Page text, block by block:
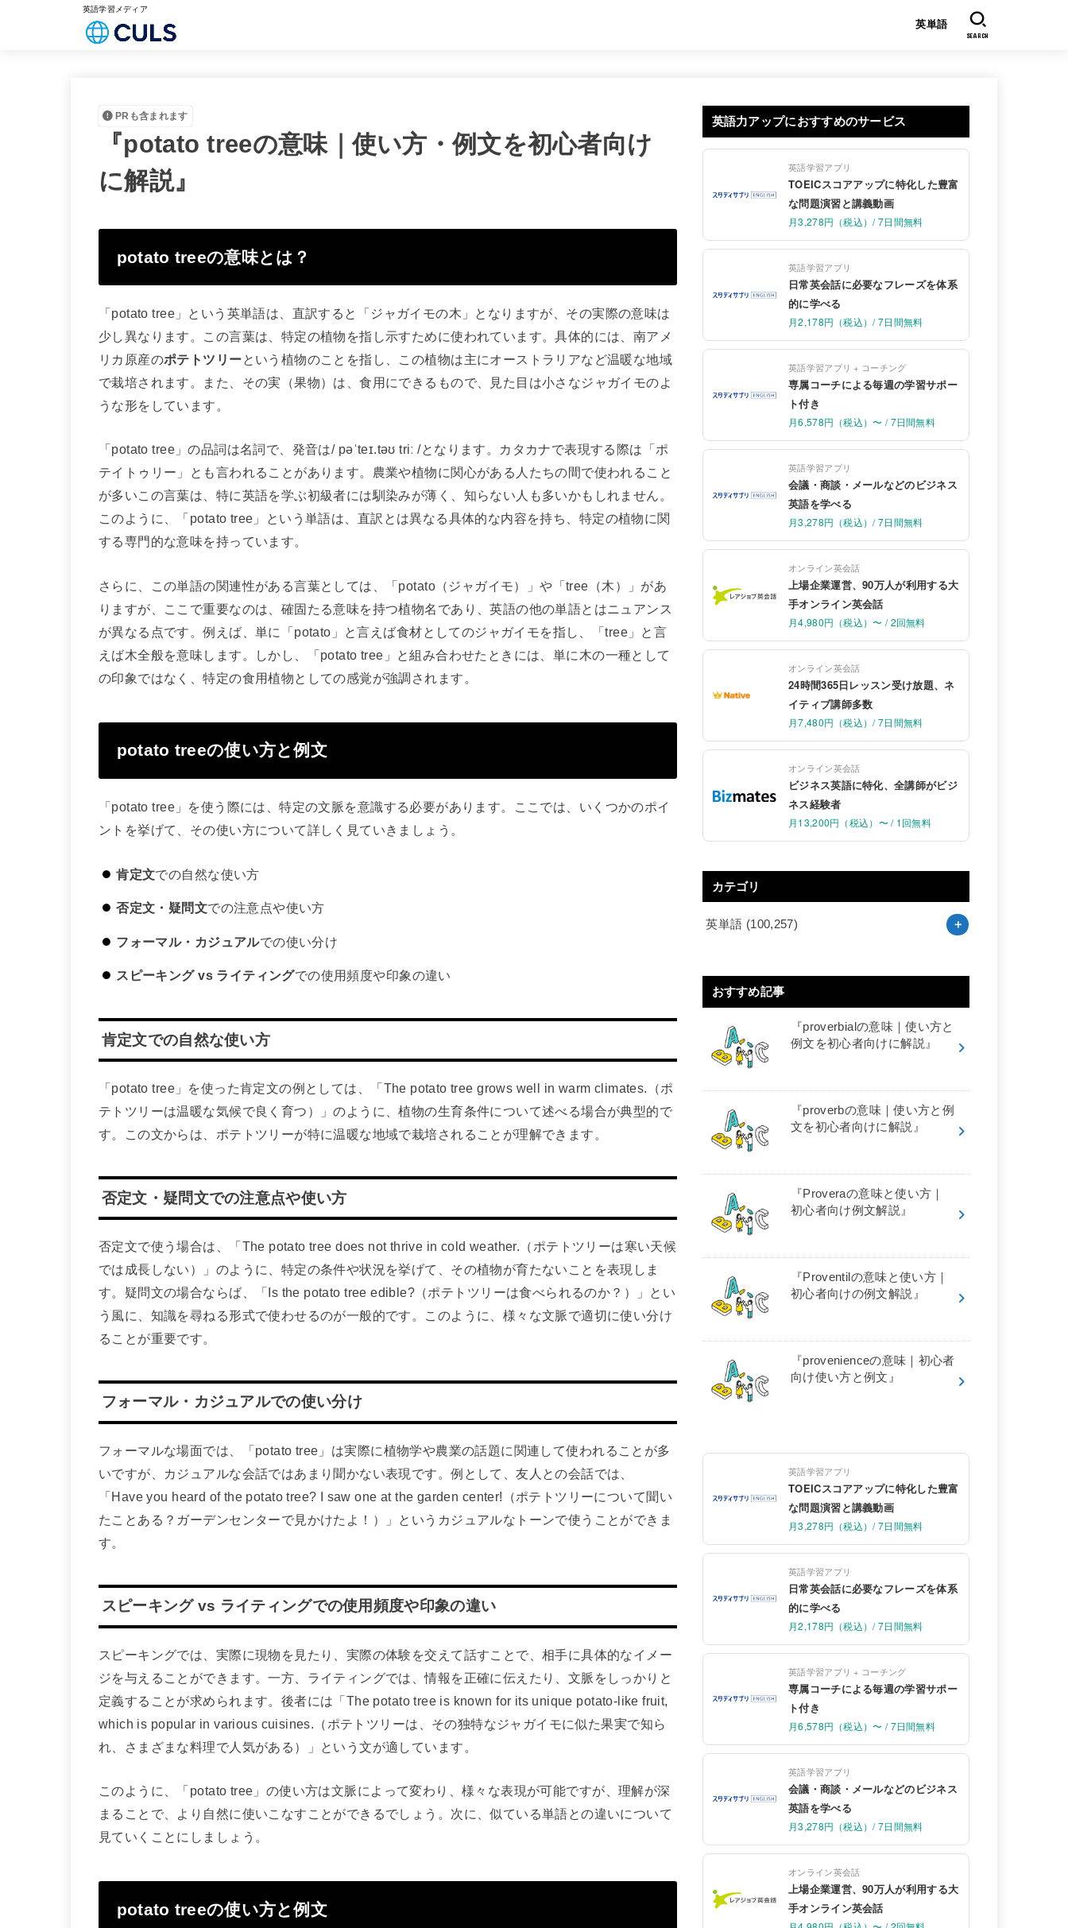
英語学習メディア
英単語
SEARCH
PRも含まれます
『potato treeの意味｜使い方・例文を初心者向け
に解説』
potato treeの意味とは？
「potato tree」という英単語は、直訳すると「ジャガイモの木」となりますが、その実際の意味は
少し異なります。この言葉は、特定の植物を指し示すために使われています。具体的には、南アメ
リカ原産のポテトツリーという植物のことを指し、この植物は主にオーストラリアなど温暖な地域
で栽培されます。また、その実（果物）は、食用にできるもので、見た目は小さなジャガイモのよ
うな形をしています。
「potato tree」の品詞は名詞で、発音は/ pəˈteɪ.təʊ triː /となります。カタカナで表現する際は「ポ
テイトゥリー」とも言われることがあります。農業や植物に関心がある人たちの間で使われること
が多いこの言葉は、特に英語を学ぶ初級者には馴染みが薄く、知らない人も多いかもしれません。
このように、「potato tree」という単語は、直訳とは異なる具体的な内容を持ち、特定の植物に関
する専門的な意味を持っています。
さらに、この単語の関連性がある言葉としては、「potato（ジャガイモ）」や「tree（木）」があ
りますが、ここで重要なのは、確固たる意味を持つ植物名であり、英語の他の単語とはニュアンス
が異なる点です。例えば、単に「potato」と言えば食材としてのジャガイモを指し、「tree」と言
えば木全般を意味します。しかし、「potato tree」と組み合わせたときには、単に木の一種として
の印象ではなく、特定の食用植物としての感覚が強調されます。
potato treeの使い方と例文
「potato tree」を使う際には、特定の文脈を意識する必要があります。ここでは、いくつかのポイ
ントを挙げて、その使い方について詳しく見ていきましょう。
肯定文での自然な使い方
否定文・疑問文での注意点や使い方
フォーマル・カジュアルでの使い分け
スピーキング vs ライティングでの使用頻度や印象の違い
肯定文での自然な使い方
「potato tree」を使った肯定文の例としては、「The potato tree grows well in warm climates.（ポ
テトツリーは温暖な気候で良く育つ）」のように、植物の生育条件について述べる場合が典型的で
す。この文からは、ポテトツリーが特に温暖な地域で栽培されることが理解できます。
否定文・疑問文での注意点や使い方
否定文で使う場合は、「The potato tree does not thrive in cold weather.（ポテトツリーは寒い天候
では成長しない）」のように、特定の条件や状況を挙げて、その植物が育たないことを表現しま
す。疑問文の場合ならば、「Is the potato tree edible?（ポテトツリーは食べられるのか？）」とい
う風に、知識を尋ねる形式で使わせるのが一般的です。このように、様々な文脈で適切に使い分け
ることが重要です。
フォーマル・カジュアルでの使い分け
フォーマルな場面では、「potato tree」は実際に植物学や農業の話題に関連して使われることが多
いですが、カジュアルな会話ではあまり聞かない表現です。例として、友人との会話では、
「Have you heard of the potato tree? I saw one at the garden center!（ポテトツリーについて聞い
たことある？ガーデンセンターで見かけたよ！）」というカジュアルなトーンで使うことができま
す。
スピーキング vs ライティングでの使用頻度や印象の違い
スピーキングでは、実際に現物を見たり、実際の体験を交えて話すことで、相手に具体的なイメー
ジを与えることができます。一方、ライティングでは、情報を正確に伝えたり、文脈をしっかりと
定義することが求められます。後者には「The potato tree is known for its unique potato-like fruit,
which is popular in various cuisines.（ポテトツリーは、その独特なジャガイモに似た果実で知ら
れ、さまざまな料理で人気がある）」という文が適しています。
このように、「potato tree」の使い方は文脈によって変わり、様々な表現が可能ですが、理解が深
まることで、より自然に使いこなすことができるでしょう。次に、似ている単語との違いについて
見ていくことにしましょう。
potato treeの使い方と例文
英語力アップにおすすめのサービス
英語学習アプリ
TOEICスコアアップに特化した豊富
な問題演習と講義動画
月3,278円（税込）/ 7日間無料
英語学習アプリ
日常英会話に必要なフレーズを体系
的に学べる
月2,178円（税込）/ 7日間無料
英語学習アプリ + コーチング
専属コーチによる毎週の学習サポー
ト付き
月6,578円（税込）〜 / 7日間無料
英語学習アプリ
会議・商談・メールなどのビジネス
英語を学べる
月3,278円（税込）/ 7日間無料
オンライン英会話
上場企業運営、90万人が利用する大
手オンライン英会話
月4,980円（税込）〜 / 2回無料
オンライン英会話
24時間365日レッスン受け放題、ネ
イティブ講師多数
月7,480円（税込）/ 7日間無料
オンライン英会話
ビジネス英語に特化、全講師がビジ
ネス経験者
月13,200円（税込）〜 / 1回無料
カテゴリ
英単語 (100,257)
おすすめ記事
『proverbialの意味｜使い方と
例文を初心者向けに解説』
『proverbの意味｜使い方と例
文を初心者向けに解説』
『Proveraの意味と使い方｜
初心者向け例文解説』
『Proventilの意味と使い方｜
初心者向けの例文解説』
『provenienceの意味｜初心者
向け使い方と例文』
英語学習アプリ
TOEICスコアアップに特化した豊富
な問題演習と講義動画
月3,278円（税込）/ 7日間無料
英語学習アプリ
日常英会話に必要なフレーズを体系
的に学べる
月2,178円（税込）/ 7日間無料
英語学習アプリ + コーチング
専属コーチによる毎週の学習サポー
ト付き
月6,578円（税込）〜 / 7日間無料
英語学習アプリ
会議・商談・メールなどのビジネス
英語を学べる
月3,278円（税込）/ 7日間無料
オンライン英会話
上場企業運営、90万人が利用する大
手オンライン英会話